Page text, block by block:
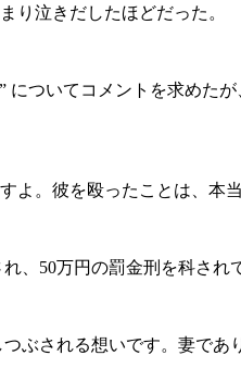
り泣きだしたほどだった。
ついてコメントを求めた
。彼を殴ったことは、本当
50万円の罰金刑を科され
ぶされる想いです。妻で